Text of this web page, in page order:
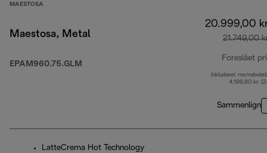
MAESTOSA
Maestosa, Metal
EPAM960.75.GLM
20.999,00
21.749,00
Foreslået
Inkluderet
4.199,80 kr.
Sammenlign
LatteCrema Hot Technology